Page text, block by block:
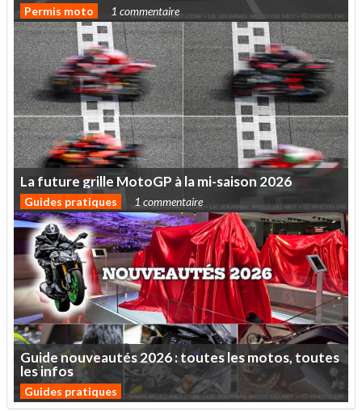
Permis moto 1 commentaire
Lafuturegrille MotoGP àlami-saison 2026
Guides pratiques 1 commentaire
Guidenouveautés2026:touteslesmotos,toutes
lesinfos
Guides pratiques